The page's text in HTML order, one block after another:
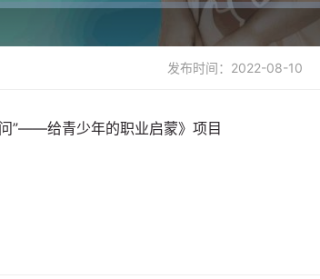
发布时间：2022-08-10
”——给青少年的职业启蒙》项目